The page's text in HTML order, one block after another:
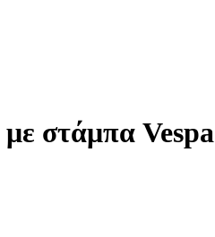
στάμπα Vespa